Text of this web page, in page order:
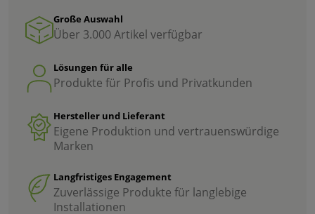
Große Auswahl
Über 3.000 Artikel verfügbar
Lösungen für alle
Produkte für Profis und Privatkunden
Hersteller und Lieferant
Eigene Produktion und vertrauenswürdige
Marken
Langfristiges Engagement
Zuverlässige Produkte für langlebige
Installationen